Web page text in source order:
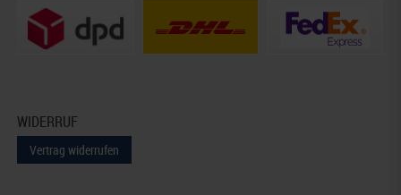
WIDERRUF
Vertrag widerrufen